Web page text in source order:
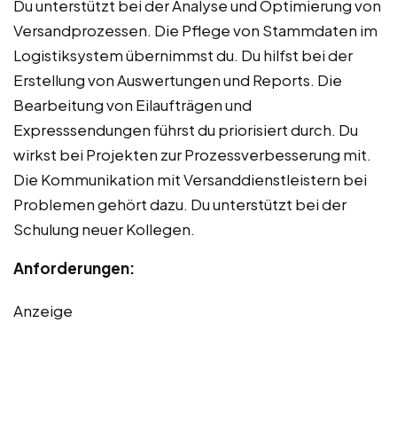
Du unterstützt bei der Analyse und Optimierung von
Versandprozessen. Die Pflege von Stammdaten im
Logistiksystem übernimmst du. Du hilfst bei der
Erstellung von Auswertungen und Reports. Die
Bearbeitung von Eilaufträgen und
Expresssendungen führst du priorisiert durch. Du
wirkst bei Projekten zur Prozessverbesserung mit.
Die Kommunikation mit Versanddienstleistern bei
Problemen gehört dazu. Du unterstützt bei der
Schulung neuer Kollegen.
Anforderungen:
Anzeige